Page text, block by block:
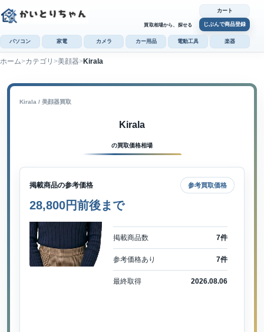
買取相場から、探せる
カート
じぶんで商品登録
パソコン 家電 カメラ カー用品 電動工具 楽器
ホーム カテゴリ 美顔器 Kirala
Kirala / 美顔器買取
Kirala
の買取価格相場
掲載商品の参考価格 参考買取価格
28,800円前後まで
掲載商品数 7件
参考価格あり 7件
最終取得 2026.08.06